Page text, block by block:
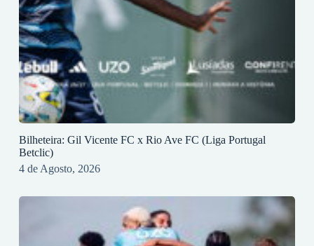
Bilheteira: Gil Vicente FC x Rio Ave FC (Liga Portugal
Betclic)
4 de Agosto, 2026